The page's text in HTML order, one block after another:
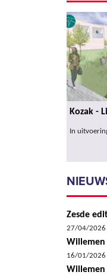
Kozak -
In
Zesde
27/04/2026
Willemen
16/01/2026
Willemen